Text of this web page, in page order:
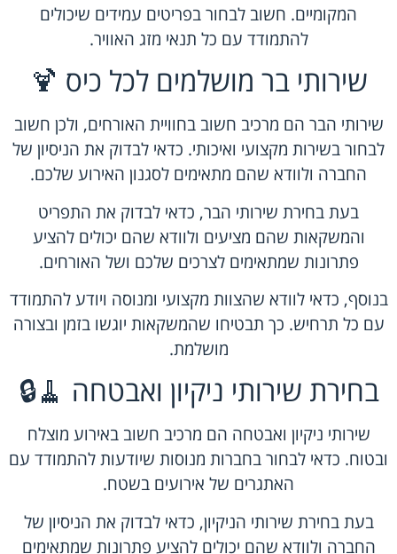
המקומיים. חשוב לבחור בפריטים עמידים שיכולים
להתמודד עם כל תנאי מזג האוויר.
שירותי בר מושלמים לכל כיס 🍹
שירותי הבר הם מרכיב חשוב בחוויית האורחים, ולכן חשוב
לבחור בשירות מקצועי ואיכותי. כדאי לבדוק את הניסיון של
החברה ולוודא שהם מתאימים לסגנון האירוע שלכם.
בעת בחירת שירותי הבר, כדאי לבדוק את התפריט
והמשקאות שהם מציעים ולוודא שהם יכולים להציע
פתרונות שמתאימים לצרכים שלכם ושל האורחים.
בנוסף, כדאי לוודא שהצוות מקצועי ומנוסה ויודע להתמודד
עם כל תרחיש. כך תבטיחו שהמשקאות יוגשו בזמן ובצורה
מושלמת.
בחירת שירותי ניקיון ואבטחה 🧹🔒
שירותי ניקיון ואבטחה הם מרכיב חשוב באירוע מוצלח
ובטוח. כדאי לבחור בחברות מנוסות שיודעות להתמודד עם
האתגרים של אירועים בשטח.
בעת בחירת שירותי הניקיון, כדאי לבדוק את הניסיון של
החברה ולוודא שהם יכולים להציע פתרונות שמתאימים